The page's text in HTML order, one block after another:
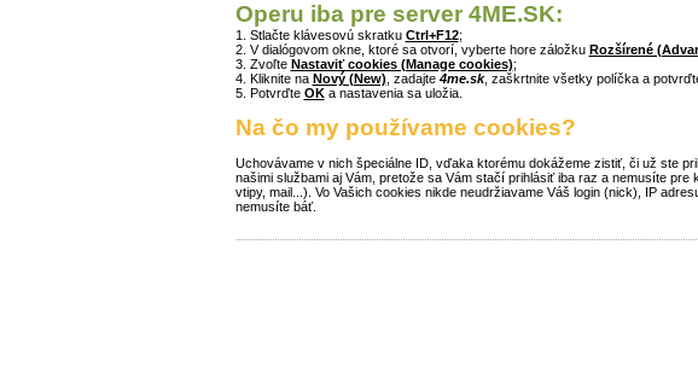
Operu iba pre server 4ME.SK:
1. Stlačte klávesovú skratku Ctrl+F12;
2. V dialógovom okne, ktoré sa otvorí, vyberte hore záložku Rozšírené
3. Zvoľte Nastaviť cookies (Manage cookies);
4. Kliknite na Nový (New) , zadajte 4me.sk, zaškrtnite všetky políčka a
5. Potvrďte OKa nastavenia sa uložia.
Na čo my používame cookies?
Uchovávame v nich špeciálne ID, vďaka ktorému dokážeme zistiť, či už ste
našimi službami aj Vám, pretože sa Vám stačí prihlásiť iba raz a nemusíte
vtipy, mail...). Vo Vašich cookies nikde neudržiavame Váš login (nick), IP
nemusíte báť.